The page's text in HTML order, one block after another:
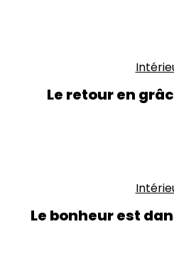
Le retour en
Le bonheur est